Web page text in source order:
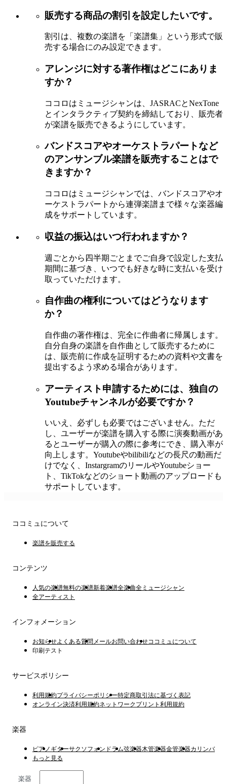
販売する商品の割引を設定したいです。
割引は、複数の楽譜を「楽譜集」という形式で販
売する場合にのみ設定できます。
アレンジに対する著作権はどこにありま
すか？
ココロはミュージシャンは、JASRACとNexTone
とインタラクティブ契約を締結しており、販売者
が楽譜を販売できるようにしています。
バンドスコアやオーケストラパートなど
のアンサンブル楽譜を販売することはで
きますか？
ココロはミュージシャンでは、バンドスコアやオ
ーケストラパートから連弾楽譜まで様々な楽器編
成をサポートしています。
収益の振込はいつ行われますか？
週ごとから四半期ごとまでご自身で設定した支払
期間に基づき、いつでも好きな時に支払いを受け
取っていただけます。
自作曲の権利についてはどうなります
か？
自作曲の著作権は、完全に作曲者に帰属します。
自分自身の楽譜を自作曲として販売するために
は、販売前に作成を証明するための資料や文書を
提出するよう求める場合があります。
アーティスト申請するためには、独自の
Youtubeチャンネルが必要ですか？
いいえ、必ずしも必要ではございません。ただ
し、ユーザーが楽譜を購入する際に演奏動画があ
るとユーザーが購入の際に参考にでき、購入率が
向上します。Youtubeやbilibiliなどの長尺の動画だ
けでなく、InstargramのリールやYoutubeショー
ト、TikTokなどのショート動画のアップロードも
サポートしています。
ココミュについて
楽譜を販売する
コンテンツ
人気の楽譜無料の楽譜新着楽譜全楽曲全ミュージシャン
全アーティスト
インフォメーション
お知らせよくある質問 メールお問い合わせココミュについて
印刷テスト
サービスポリシー
利用規約プライバシーポリシー特定商取引法に基づく表記
オンライン決済利用規約ネットワークプリント利用規約
楽器
ピアノ ギターサクソフォン ドラム弦楽器木管楽器金管楽器カリンバ
もっと見る
楽器